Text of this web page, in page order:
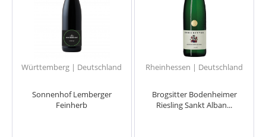
Württemberg | Deutschland
Sonnenhof Lemberger
Feinherb
Rheinhessen | Deutschland
Brogsitter Bodenheimer
Riesling Sankt Alban...